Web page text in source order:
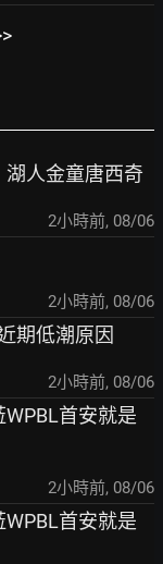
湖人金童唐西奇
2小時前, 08/06
2小時前, 08/06
期低潮原因
2小時前, 08/06
首安就是
2小時前, 08/06
首安就是